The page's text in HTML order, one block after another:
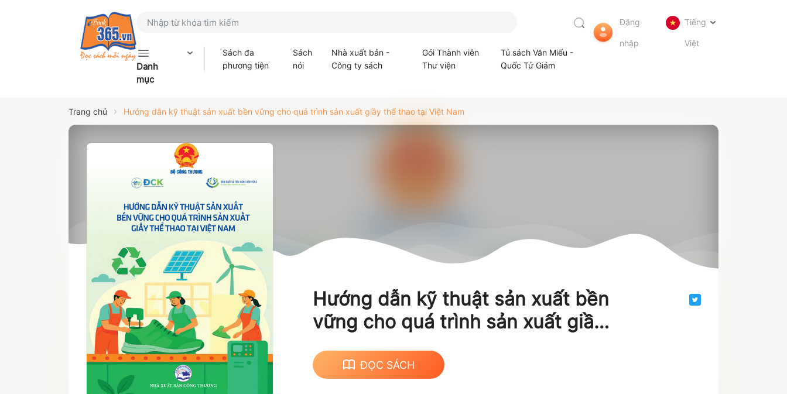
Danh
mục
Sách đa
phương tiện
Sách
nói
Nhà xuất bản -
Công ty sách
Gói Thành viên
Thư viện
Tủ sách Văn Miếu -
Quốc Tử Giám
Đăng
nhập
Tiếng
Việt
Trang chủ Hướng dẫn kỹ thuật sản xuất bền vững cho quá trình sản xuất giầy thể thao tại Việt Nam
Hướng dẫn kỹ thuật sản xuất bền
vững cho quá trình sản xuất giầy
thể thao tại Việt Nam
ĐỌC SÁCH